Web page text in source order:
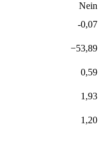
Nein
-0,07
−53,89
0,59
1,93
1,20